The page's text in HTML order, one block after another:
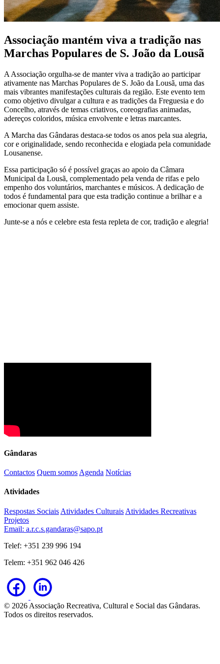
Associação mantém viva a tradição nas
Marchas Populares de S. João da Lousã
A Associação orgulha-se de manter viva a tradição ao participar
ativamente nas Marchas Populares de S. João da Lousã, uma das
mais vibrantes manifestações culturais da região. Este evento tem
como objetivo divulgar a cultura e as tradições da Freguesia e do
Concelho, através de temas criativos, coreografias animadas,
adereços coloridos, música envolvente e letras marcantes.
A Marcha das Gândaras destaca-se todos os anos pela sua alegria,
cor e originalidade, sendo reconhecida e elogiada pela comunidade
Lousanense.
Essa participação só é possível graças ao apoio da Câmara
Municipal da Lousã, complementado pela venda de rifas e pelo
empenho dos voluntários, marchantes e músicos. A dedicação de
todos é fundamental para que esta tradição continue a brilhar e a
emocionar quem assiste.
Junte-se a nós e celebre esta festa repleta de cor, tradição e alegria!
Gândaras
Contactos Quem somos Agenda Notícias
Atividades
Respostas Sociais Atividades Culturais Atividades Recreativas
Projetos
Email: a.r.c.s.gandaras@sapo.pt
Telef: +351 239 996 194
Telem: +351 962 046 426
© 2026 Associação Recreativa, Cultural e Social das Gândaras.
Todos os direitos reservados.